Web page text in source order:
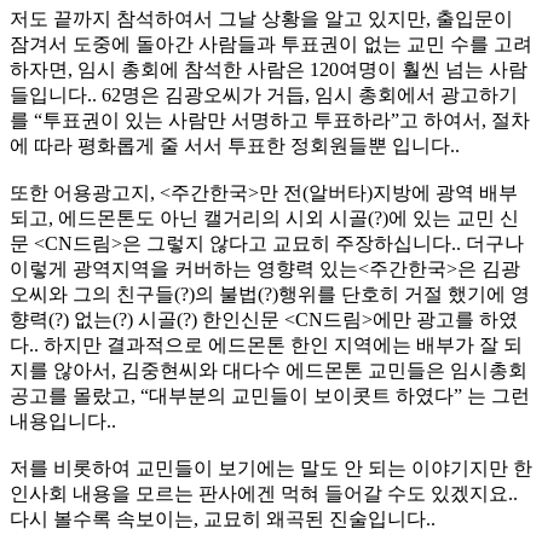
저도 끝까지 참석하여서 그날 상황을 알고 있지만, 출입문이
잠겨서 도중에 돌아간 사람들과 투표권이 없는 교민 수를 고려
하자면, 임시 총회에 참석한 사람은 120여명이 훨씬 넘는 사람
들입니다.. 62명은 김광오씨가 거듭, 임시 총회에서 광고하기
를 “투표권이 있는 사람만 서명하고 투표하라”고 하여서, 절차
에 따라 평화롭게 줄 서서 투표한 정회원들뿐 입니다..
또한 어용광고지, <주간한국>만 전(알버타)지방에 광역 배부
되고, 에드몬톤도 아닌 캘거리의 시외 시골(?)에 있는 교민 신
문 <CN드림>은 그렇지 않다고 교묘히 주장하십니다.. 더구나
이렇게 광역지역을 커버하는 영향력 있는<주간한국>은 김광
오씨와 그의 친구들(?)의 불법(?)행위를 단호히 거절 했기에 영
향력(?) 없는(?) 시골(?) 한인신문 <CN드림>에만 광고를 하였
다.. 하지만 결과적으로 에드몬톤 한인 지역에는 배부가 잘 되
지를 않아서, 김중현씨와 대다수 에드몬톤 교민들은 임시총회
공고를 몰랐고, “대부분의 교민들이 보이콧트 하였다” 는 그런
내용입니다..
저를 비롯하여 교민들이 보기에는 말도 안 되는 이야기지만 한
인사회 내용을 모르는 판사에겐 먹혀 들어갈 수도 있겠지요..
다시 볼수록 속보이는, 교묘히 왜곡된 진술입니다..